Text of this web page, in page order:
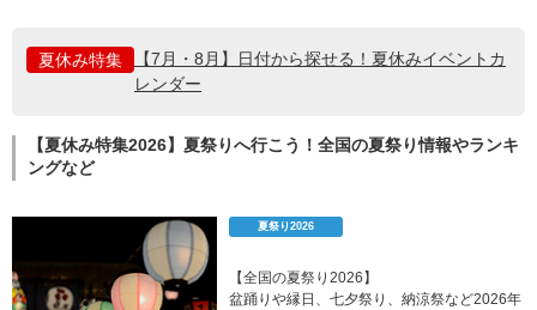
夏休み特集
【7月・8月】日付から探せる！夏休みイベントカ
レンダー
【夏休み特集2026】夏祭りへ行こう！全国の夏祭り情報やランキ
ングなど
夏祭り2026
【全国の夏祭り2026】
盆踊りや縁日、七夕祭り、納涼祭など2026年